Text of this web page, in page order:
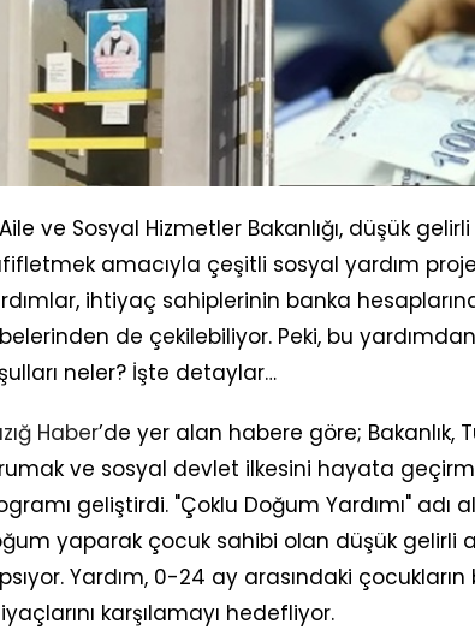
Aile ve Sosyal Hizmetler Bakanlığı, düşük
amacıyla çeşitli sosyal yardım
ihtiyaç sahiplerinin banka
de çekilebiliyor. Peki, bu
neler? İşte detaylar…
Haber’de yer alan habere göre; Bakanlık,
ve sosyal devlet ilkesini hayata
geliştirdi. "Çoklu Doğum Yardımı" adı
yaparak çocuk sahibi olan düşük gelirli
Yardım, 0-24 ay arasındaki
karşılamayı hedefliyor.